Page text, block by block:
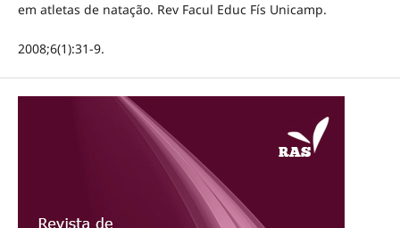
em atletas de natação. Rev Facul Educ Fís Unicamp.
2008;6(1):31-9.